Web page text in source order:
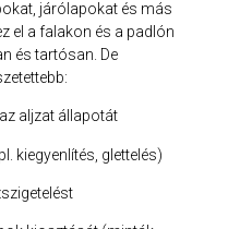
járólapokat és más
el a falakon és a padlón
és tartósan. De
aljzat állapotát
kiegyenlítés, glettelés)